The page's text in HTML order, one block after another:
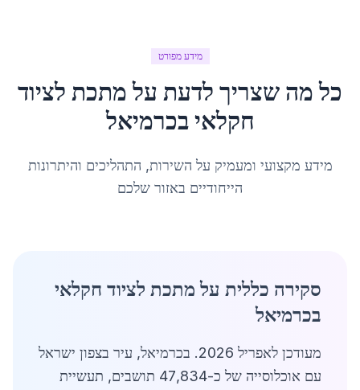
מידע מפורט
כל מה שצריך לדעת עלמתכת לציוד
חקלאיבכרמיאל
מידע מקצועי ומעמיק על השירות, התהליכים והיתרונות
הייחודיים באזור שלכם
סקירה כללית על מתכת לציוד חקלאי
בכרמיאל
מעודכן לאפריל 2026. בכרמיאל, עיר בצפון ישראל
עם אוכלוסייה של כ-47,834 תושבים, תעשיית